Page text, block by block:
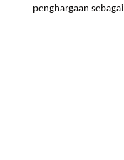
penghargaan